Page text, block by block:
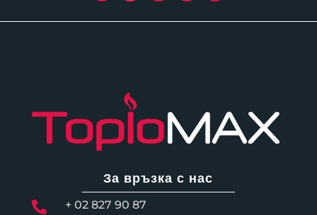
За връзка с нас
 + 02 827 90 87